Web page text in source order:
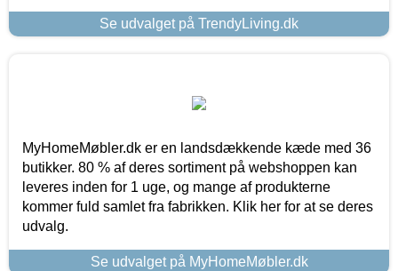
Se udvalget på TrendyLiving.dk
MyHomeMøbler.dk er en landsdækkende kæde med 36
butikker. 80 % af deres sortiment på webshoppen kan
leveres inden for 1 uge, og mange af produkterne
kommer fuld samlet fra fabrikken. Klik her for at se deres
udvalg.
Se udvalget på MyHomeMøbler.dk